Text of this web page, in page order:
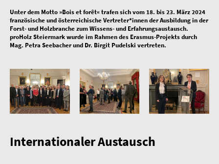
Unter dem Motto »Bois et forêt« trafen sich vom 18. bis 23. März 2024
französische und österreichische Vertreter*innen der Ausbildung in der
Forst- und Holzbranche zum Wissens- und Erfahrungsaustausch.
proHolz Steiermark wurde im Rahmen des Erasmus-Projekts durch
Mag. Petra Seebacher und Dr. Birgit Pudelski vertreten.
Internationaler Austausch